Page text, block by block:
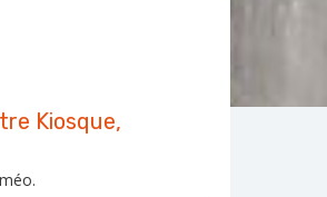
Kiosque,